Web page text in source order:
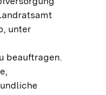
unter
beauftragen.